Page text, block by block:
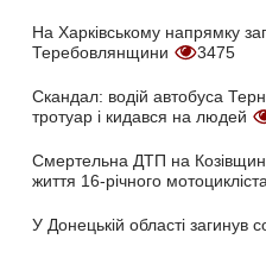
На Харківському напрямку
Теребовлянщини
3475
Скандал: водій автобуса
тротуар і кидався на людей
Смертельна ДТП на
життя 16-річного
У Донецькій області загинув